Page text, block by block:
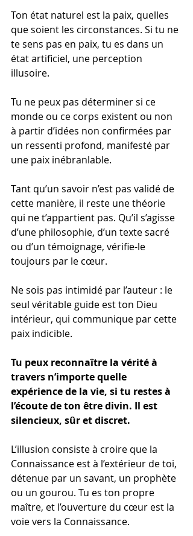
Ton état naturel est la paix, quelles
que soient les circonstances. Si tu ne
te sens pas en paix, tu es dans un
état artificiel, une perception
illusoire.
Tu ne peux pas déterminer si ce
monde ou ce corps existent ou non
à partir d’idées non confirmées par
un ressenti profond, manifesté par
une paix inébranlable.
Tant qu’un savoir n’est pas validé de
cette manière, il reste une théorie
qui ne t’appartient pas. Qu’il s’agisse
d’une philosophie, d’un texte sacré
ou d’un témoignage, vérifie-le
toujours par le cœur.
Ne sois pas intimidé par l’auteur : le
seul véritable guide est ton Dieu
intérieur, qui communique par cette
paix indicible.
Tu peux reconnaître la vérité à
travers n’importe quelle
expérience de la vie, si tu restes à
l’écoute de ton être divin. Il est
silencieux, sûr et discret.
L’illusion consiste à croire que la
Connaissance est à l’extérieur de toi,
détenue par un savant, un prophète
ou un gourou. Tu es ton propre
maître, et l’ouverture du cœur est la
voie vers la Connaissance.